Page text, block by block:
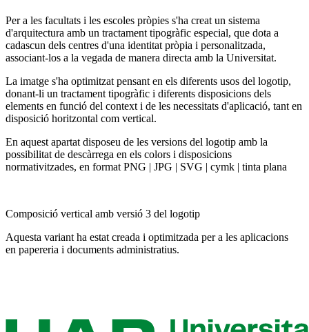
Per a les facultats i les escoles pròpies s'ha creat un sistema
d'arquitectura amb un tractament tipogràfic especial, que dota a
cadascun dels centres d'una identitat pròpia i personalitzada,
associant-los a la vegada de manera directa amb la Universitat.
La imatge s'ha optimitzat pensant en els diferents usos del logotip,
donant-li un tractament tipogràfic i diferents disposicions dels
elements en funció del context i de les necessitats d'aplicació, tant en
disposició horitzontal com vertical.
En aquest apartat disposeu de les versions del logotip amb la
possibilitat de descàrrega en els colors i disposicions
normativitzades, en format PNG | JPG | SVG | cymk | tinta plana
Composició vertical amb versió 3 del logotip
Aquesta variant ha estat creada i optimitzada per a les aplicacions
en papereria i documents administratius.